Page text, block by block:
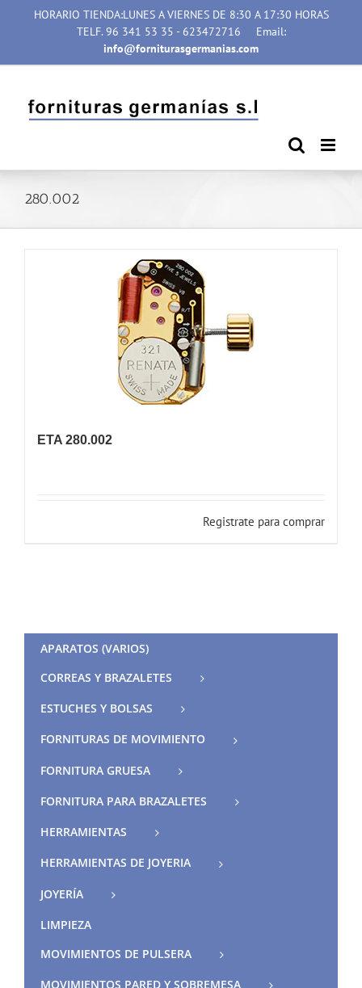
HORARIO TIENDA:LUNES A VIERNES DE 8:30 A 17:30 HORAS
TELF. 96 341 53 35 - 623472716
Email:
info@forniturasgermanias.com
280.002
ETA 280.002
Registrate para comprar
APARATOS (VARIOS)
CORREAS Y BRAZALETES
ESTUCHES Y BOLSAS
FORNITURAS DE MOVIMIENTO
FORNITURA GRUESA
FORNITURA PARA BRAZALETES
HERRAMIENTAS
HERRAMIENTAS DE JOYERIA
JOYERÍA
LIMPIEZA
MOVIMIENTOS DE PULSERA
MOVIMIENTOS PARED Y SOBREMESA